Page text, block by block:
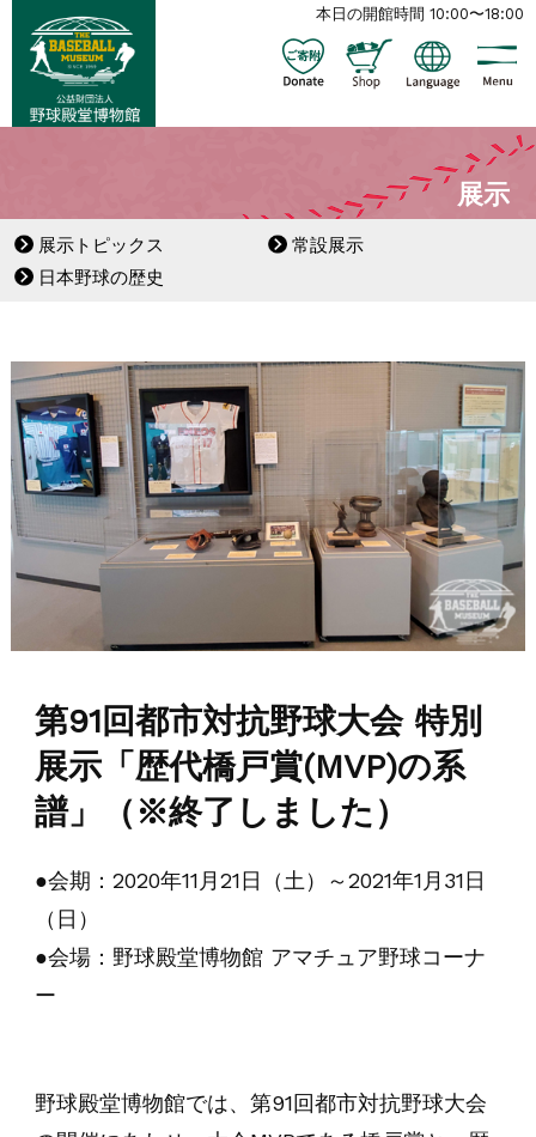
本日の開館時間 10:00〜18:00
展示
展示トピックス
常設展示
日本野球の歴史
第91回都市対抗野球大会 特別
展示「歴代橋戸賞(MVP)の系
譜」（※終了しました）
●会期：2020年11月21日（土）～2021年1月31日
（日）
●会場：野球殿堂博物館 アマチュア野球コーナ
ー
野球殿堂博物館では、第91回都市対抗野球大会